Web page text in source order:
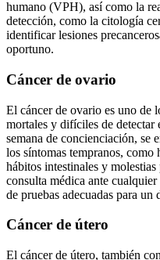
humano (VPH), así como la
detección, como la citología
identificar lesiones
oportuno.
Cáncer de ovario
El cáncer de ovario es uno de
mortales y difíciles de detectar
semana de concienciación, se
los síntomas tempranos,
hábitos intestinales y
consulta médica ante
de pruebas adecuadas para un
Cáncer de útero
El cáncer de útero, también